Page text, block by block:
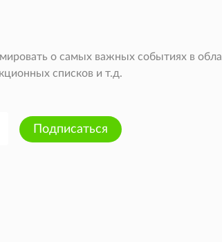
о самых важных событиях в
списков и т.д.
Подписаться